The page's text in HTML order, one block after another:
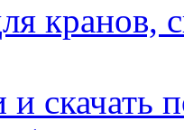
кранов,
и